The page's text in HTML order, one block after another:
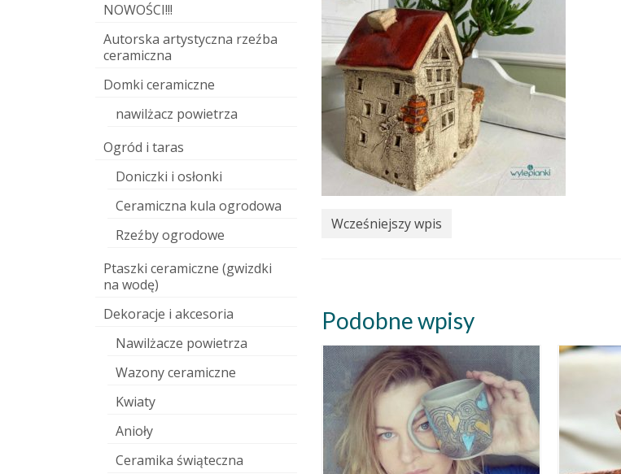
Wcześniejszy wpis
Podobne wpisy
NOWOŚCI!!!
Autorska artystyczna rzeźba
ceramiczna
Domki ceramiczne
nawilżacz powietrza
Ogród i taras
Doniczki i osłonki
Ceramiczna kula ogrodowa
Rzeźby ogrodowe
Ptaszki ceramiczne (gwizdki
na wodę)
Dekoracje i akcesoria
Nawilżacze powietrza
Wazony ceramiczne
Kwiaty
Anioły
Ceramika świąteczna